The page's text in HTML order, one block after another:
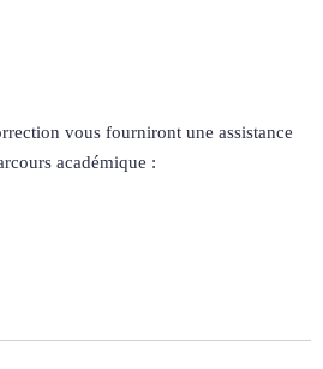
vous fourniront une assistance
académique :